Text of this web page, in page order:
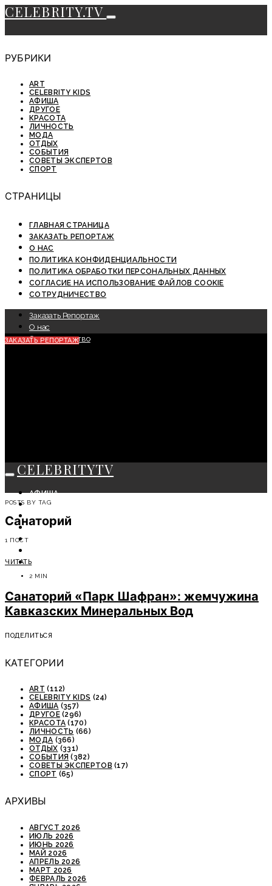
CELEBRITY.TV
РУБРИКИ
ART
CELEBRITY KIDS
АФИША
ДРУГОЕ
КРАСОТА
ЛИЧНОСТЬ
МОДА
ОТДЫХ
СОБЫТИЯ
СОВЕТЫ ЭКСПЕРТОВ
СПОРТ
СТРАНИЦЫ
ГЛАВНАЯ СТРАНИЦА
ЗАКАЗАТЬ РЕПОРТАЖ
О НАС
ПОЛИТИКА КОНФИДЕНЦИАЛЬНОСТИ
ПОЛИТИКА ОБРАБОТКИ ПЕРСОНАЛЬНЫХ ДАННЫХ
СОГЛАСИЕ НА ИСПОЛЬЗОВАНИЕ ФАЙЛОВ COOKIE
СОТРУДНИЧЕСТВО
Заказать Репортаж
О нас
Сотрудничество
ЗАКАЗАТЬ РЕПОРТАЖ
CELEBRITYTV
АФИША
СОБЫТИЯ
КРАСОТА
МОДА
СОВЕТЫ ЭКСПЕРТОВ
POSTS BY TAG
Санаторий
1 ПОСТ
ЧИТАТЬ
2 MIN
Санаторий «Парк Шафран»: жемчужина
Кавказских Минеральных Вод
ПОДЕЛИТЬСЯ
КАТЕГОРИИ
ART (112)
CELEBRITY KIDS (24)
АФИША (357)
ДРУГОЕ(296)
КРАСОТА (170)
ЛИЧНОСТЬ (66)
МОДА (366)
ОТДЫХ (331)
СОБЫТИЯ (382)
СОВЕТЫ ЭКСПЕРТОВ (17)
СПОРТ (65)
АРХИВЫ
АВГУСТ 2026
ИЮЛЬ 2026
ИЮНЬ 2026
МАЙ 2026
АПРЕЛЬ 2026
МАРТ 2026
ФЕВРАЛЬ 2026